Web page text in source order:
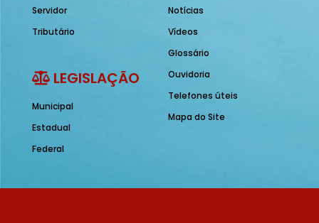
Servidor
Tributário
LEGISLAÇÃO
Municipal
Estadual
Federal
Notícias
Vídeos
Glossário
Ouvidoria
Telefones úteis
Mapa do Site